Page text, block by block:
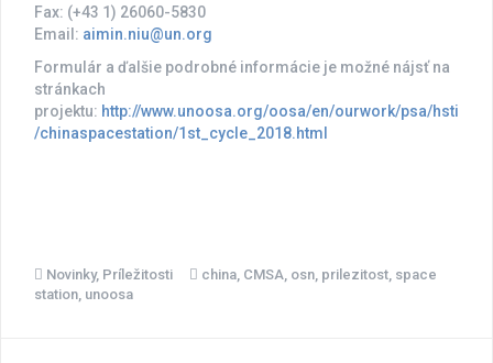
Fax: (+43 1) 26060-5830
Email: aimin.niu@un.org
Formulár a ďalšie podrobné informácie je možné nájsť na
stránkach
projektu: http://www.unoosa.org/oosa/en/ourwork/psa/hsti
/chinaspacestation/1st_cycle_2018.html
Novinky, Príležitosti china, CMSA, osn, prilezitost, space
station, unoosa